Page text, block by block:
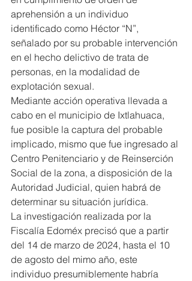
aprehensión a un individuo
identificado como Héctor “N”,
señalado por su probable intervención
en el hecho delictivo de trata de
personas, en la modalidad de
explotación sexual.
Mediante acción operativa llevada a
cabo en el municipio de Ixtlahuaca,
fue posible la captura del probable
implicado, mismo que fue ingresado al
Centro Penitenciario y de Reinserción
Social de la zona, a disposición de la
Autoridad Judicial, quien habrá de
determinar su situación jurídica.
La investigación realizada por la
Fiscalía Edoméx precisó que a partir
del 14 de marzo de 2024, hasta el 10
de agosto del mimo año, este
individuo presumiblemente habría